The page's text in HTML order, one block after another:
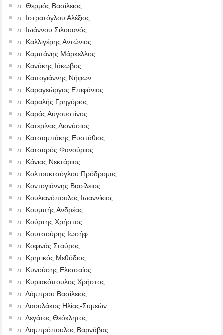
π. Θερμός Βασίλειος
π. Ιστρατόγλου Αλέξιος
π. Ιωάννου Σιλουανός
π. Καλλιγέρης Αντώνιος
π. Καμπάνης Μάρκελλος
π. Κανάκης Ιάκωβος
π. Καπογιάννης Νήφων
π. Καραγεώργος Επιφάνιος
π. Καραλής Γρηγόριος
π. Καράς Αυγουστίνος
π. Κατερίνας Διονύσιος
π. Κατσαμπάκης Ευστάθιος
π. Κατσαρός Φανούριος
π. Κάνιας Νεκτάριος
π. Κολτουκτσόγλου Πρόδρομος
π. Κοντογιάννης Βασίλειος
π. Κουλιανόπουλος Ιωαννίκιος
π. Κουμπής Ανδρέας
π. Κούρτης Χρήστος
π. Κουτσούρης Ιωσήφ
π. Κοφινάς Σταύρος
π. Κρητικός Μεθόδιος
π. Κυνούσης Ελισσαίος
π. Κυριακόπουλος Χρήστος
π. Λάμπρου Βασίλειος
π. Λαουλάκος Ηλίας-Συμεών
π. Λεγάτος Θεόκλητος
π. Λαμπρόπουλος Βαρνάβας